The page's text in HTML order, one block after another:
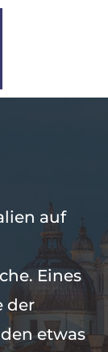
auf
Eines
der
etwas